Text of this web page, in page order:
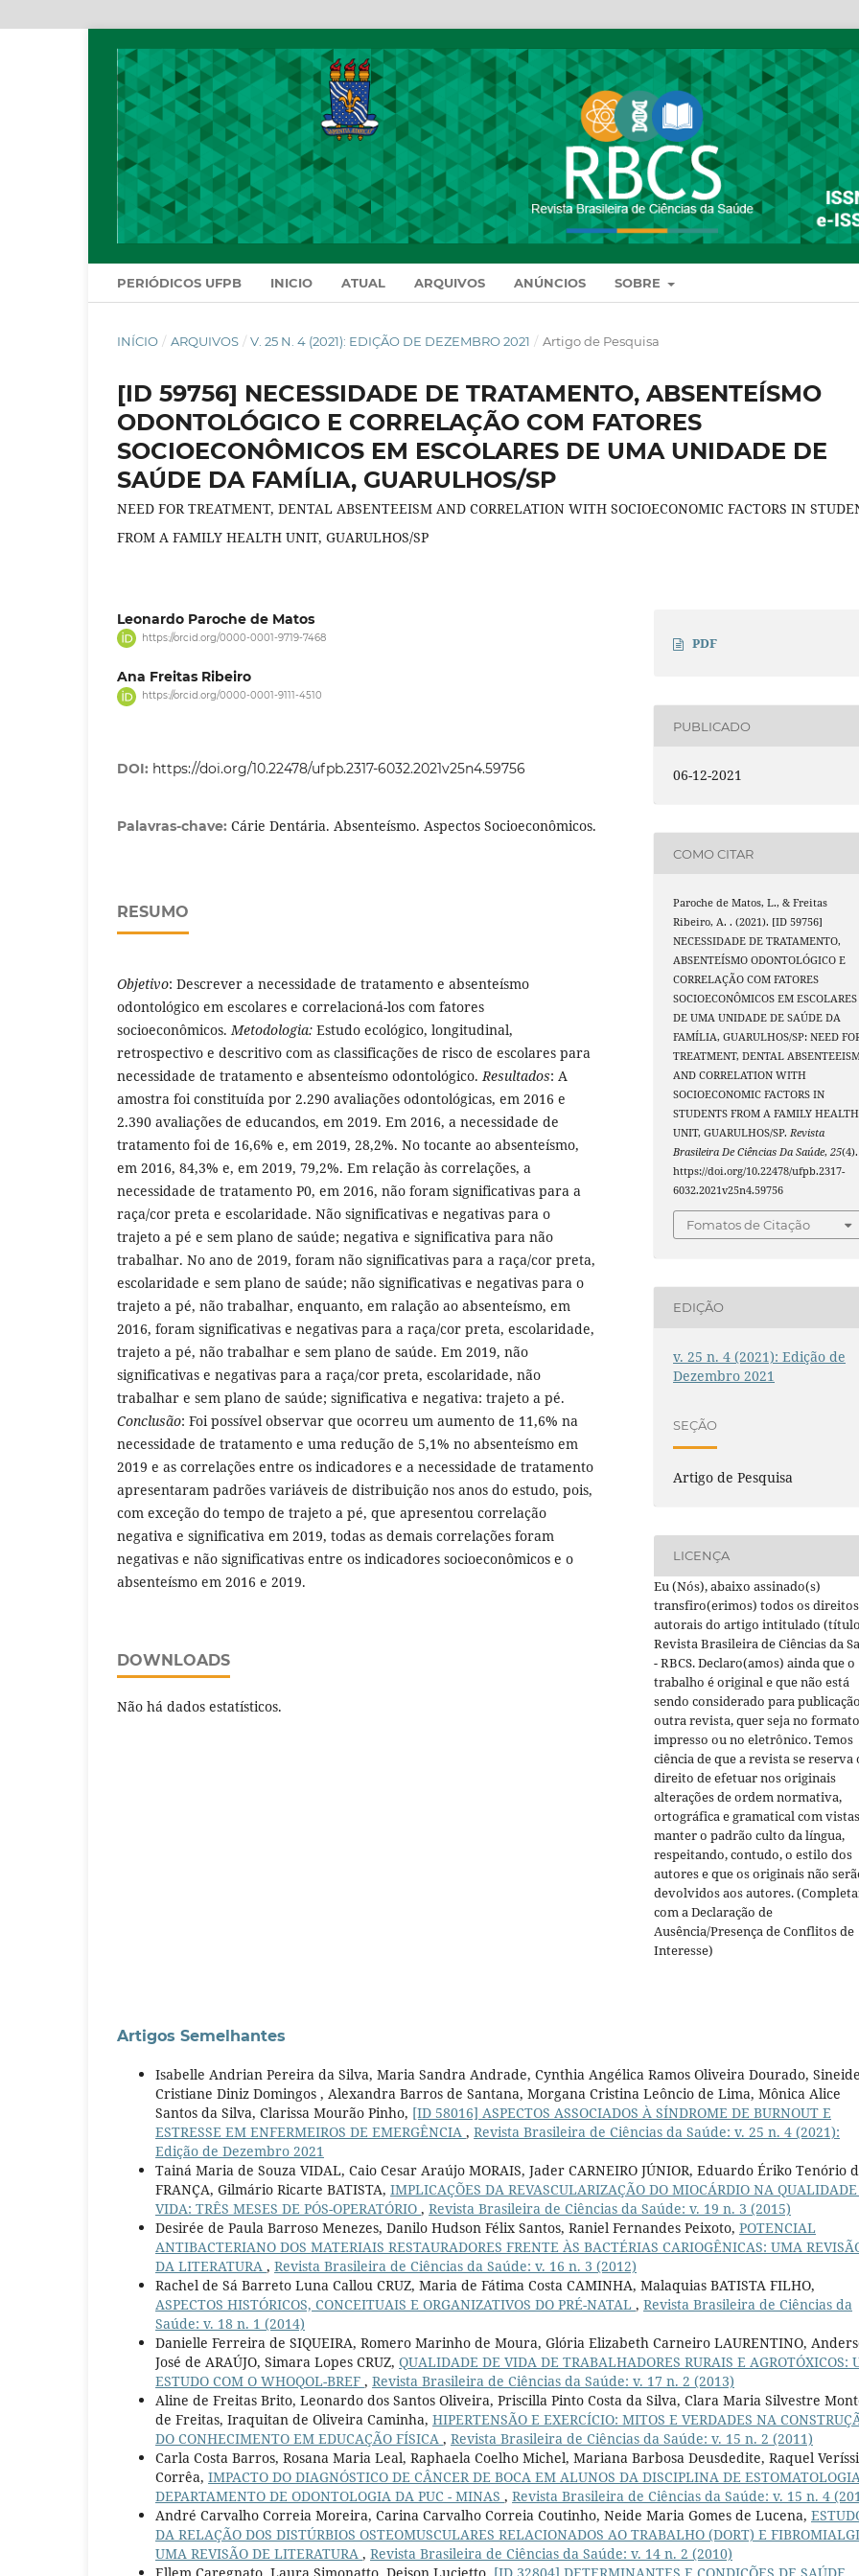
PERIÓDICOS UFPB INICIO ATUAL ARQUIVOS ANÚNCIOS SOBRE
INÍCIO / ARQUIVOS / V. 25 N. 4 (2021): EDIÇÃO DE DEZEMBRO 2021 / Artigo de Pesquisa
[ID 59756] NECESSIDADE DE TRATAMENTO, ABSENTEÍSMO
ODONTOLÓGICO E CORRELAÇÃO COM FATORES
SOCIOECONÔMICOS EM ESCOLARES DE UMA UNIDADE DE
SAÚDE DA FAMÍLIA, GUARULHOS/SP
NEED FOR TREATMENT, DENTAL ABSENTEEISM AND CORRELATION WITH SOCIOECONOMIC FACTORS IN
FROM A FAMILY HEALTH UNIT, GUARULHOS/SP
Leonardo Paroche de Matos
https://orcid.org/0000-0001-9719-7468
Ana Freitas Ribeiro
https://orcid.org/0000-0001-9111-4510
DOI: https://doi.org/10.22478/ufpb.2317-6032.2021v25n4.59756
Palavras-chave: Cárie Dentária. Absenteísmo. Aspectos Socioeconômicos.
RESUMO
Objetivo: Descrever a necessidade de tratamento e absenteísmo
odontológico em escolares e correlacioná-los com fatores
socioeconômicos. Metodologia: Estudo ecológico, longitudinal,
retrospectivo e descritivo com as classificações de risco de escolares para
necessidade de tratamento e absenteísmo odontológico. Resultados: A
amostra foi constituída por 2.290 avaliações odontológicas, em 2016 e
2.390 avaliações de educandos, em 2019. Em 2016, a necessidade de
tratamento foi de 16,6% e, em 2019, 28,2%. No tocante ao absenteísmo,
em 2016, 84,3% e, em 2019, 79,2%. Em relação às correlações, a
necessidade de tratamento P0, em 2016, não foram significativas para a
raça/cor preta e escolaridade. Não significativas e negativas para o
trajeto a pé e sem plano de saúde; negativa e significativa para não
trabalhar. No ano de 2019, foram não significativas para a raça/cor preta,
escolaridade e sem plano de saúde; não significativas e negativas para o
trajeto a pé, não trabalhar, enquanto, em ralação ao absenteísmo, em
2016, foram significativas e negativas para a raça/cor preta, escolaridade,
trajeto a pé, não trabalhar e sem plano de saúde. Em 2019, não
significativas e negativas para a raça/cor preta, escolaridade, não
trabalhar e sem plano de saúde; significativa e negativa: trajeto a pé.
Conclusão: Foi possível observar que ocorreu um aumento de 11,6% na
necessidade de tratamento e uma redução de 5,1% no absenteísmo em
2019 e as correlações entre os indicadores e a necessidade de tratamento
apresentaram padrões variáveis de distribuição nos anos do estudo, pois,
com exceção do tempo de trajeto a pé, que apresentou correlação
negativa e significativa em 2019, todas as demais correlações foram
negativas e não significativas entre os indicadores socioeconômicos e o
absenteísmo em 2016 e 2019.
DOWNLOADS
Não há dados estatísticos.
PDF
PUBLICADO
06-12-2021
COMO CITAR
Paroche de Matos, L., & Freitas
Ribeiro, A. . (2021). [ID 59756]
NECESSIDADE DE TRATAMENTO,
ABSENTEÍSMO ODONTOLÓGICO E
CORRELAÇÃO COM FATORES
SOCIOECONÔMICOS EM ESCOLARES
DE UMA UNIDADE DE SAÚDE DA
FAMÍLIA, GUARULHOS/SP: NEED
TREATMENT, DENTAL
AND CORRELATION WITH
SOCIOECONOMIC FACTORS IN
STUDENTS FROM A FAMILY HEALTH
UNIT, GUARULHOS/SP.Revista
Brasileira De Ciências Da Saúde,25(4).
https://doi.org/10.22478/ufpb.2317-
6032.2021v25n4.59756
Fomatos de Citação
EDIÇÃO
v. 25 n. 4 (2021): Edição de
Dezembro 2021
SEÇÃO
Artigo de Pesquisa
LICENÇA
Eu (Nós), abaixo assinado(s)
transfiro(erimos) todos os direitos
autorais do artigo intitulado
Revista Brasileira de Ciências da
- RBCS. Declaro(amos) ainda que o
trabalho é original e que não está
sendo considerado para
outra revista, quer seja no formato
impresso ou no eletrônico. Temos
ciência de que a revista se reserva
direito de efetuar nos originais
alterações de ordem normativa,
ortográfica e gramatical com
manter o padrão culto da língua,
respeitando, contudo, o estilo dos
autores e que os originais não
devolvidos aos autores.
com a Declaração de
Ausência/Presença de Conflitos de
Interesse)
Artigos Semelhantes
Isabelle Andrian Pereira da Silva, Maria Sandra Andrade, Cynthia Angélica Ramos Oliveira Dourado, Sineide
Cristiane Diniz Domingos , Alexandra Barros de Santana, Morgana Cristina Leôncio de Lima, Mônica Alice
Santos da Silva, Clarissa Mourão Pinho, [ID 58016] ASPECTOS ASSOCIADOS À SÍNDROME DE BURNOUT E
ESTRESSE EM ENFERMEIROS DE EMERGÊNCIA , Revista Brasileira de Ciências da Saúde: v. 25 n. 4 (2021):
Edição de Dezembro 2021
Tainá Maria de Souza VIDAL, Caio Cesar Araújo MORAIS, Jader CARNEIRO JÚNIOR, Eduardo Ériko Tenório
FRANÇA, Gilmário Ricarte BATISTA, IMPLICAÇÕES DA REVASCULARIZAÇÃO DO MIOCÁRDIO NA
VIDA: TRÊS MESES DE PÓS-OPERATÓRIO , Revista Brasileira de Ciências da Saúde: v. 19 n. 3 (2015)
Desirée de Paula Barroso Menezes, Danilo Hudson Félix Santos, Raniel Fernandes Peixoto, POTENCIAL
ANTIBACTERIANO DOS MATERIAIS RESTAURADORES FRENTE ÀS BACTÉRIAS CARIOGÊNICAS: UMA
DA LITERATURA , Revista Brasileira de Ciências da Saúde: v. 16 n. 3 (2012)
Rachel de Sá Barreto Luna Callou CRUZ, Maria de Fátima Costa CAMINHA, Malaquias BATISTA FILHO,
ASPECTOS HISTÓRICOS, CONCEITUAIS E ORGANIZATIVOS DO PRÉ-NATAL , Revista Brasileira de Ciências da
Saúde: v. 18 n. 1 (2014)
Danielle Ferreira de SIQUEIRA, Romero Marinho de Moura, Glória Elizabeth Carneiro LAURENTINO,
José de ARAÚJO, Simara Lopes CRUZ, QUALIDADE DE VIDA DE TRABALHADORES RURAIS E AGROTÓXICOS:
ESTUDO COM O WHOQOL-BREF , Revista Brasileira de Ciências da Saúde: v. 17 n. 2 (2013)
Aline de Freitas Brito, Leonardo dos Santos Oliveira, Priscilla Pinto Costa da Silva, Clara Maria Silvestre
de Freitas, Iraquitan de Oliveira Caminha, HIPERTENSÃO E EXERCÍCIO: MITOS E VERDADES NA
DO CONHECIMENTO EM EDUCAÇÃO FÍSICA , Revista Brasileira de Ciências da Saúde: v. 15 n. 2 (2011)
Carla Costa Barros, Rosana Maria Leal, Raphaela Coelho Michel, Mariana Barbosa Deusdedite, Raquel
Corrêa, IMPACTO DO DIAGNÓSTICO DE CÂNCER DE BOCA EM ALUNOS DA DISCIPLINA DE
DEPARTAMENTO DE ODONTOLOGIA DA PUC - MINAS , Revista Brasileira de Ciências da Saúde: v. 15 n. 4
André Carvalho Correia Moreira, Carina Carvalho Correia Coutinho, Neide Maria Gomes de Lucena,
DA RELAÇÃO DOS DISTÚRBIOS OSTEOMUSCULARES RELACIONADOS AO TRABALHO (DORT) E
UMA REVISÃO DE LITERATURA , Revista Brasileira de Ciências da Saúde: v. 14 n. 2 (2010)